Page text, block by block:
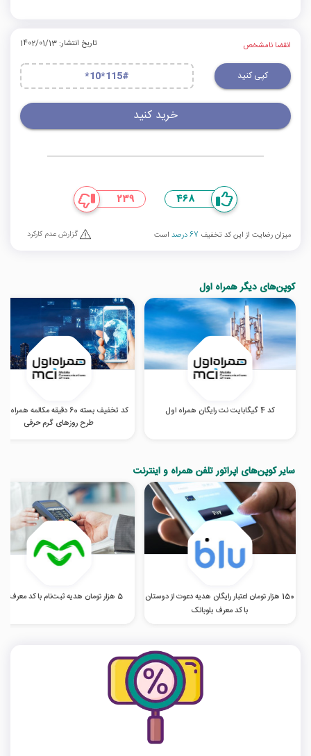
انقضا نامشخص تاریخ انتشار: 1402/01/13
کپی کنید *10*115#
خرید کنید
468
239
میزان رضایت از این کد تخفیف 67 درصد است گزارش عدم کارکرد
کوپن‌های دیگر همراه اول
کد 4 گیگابایت نت رایگان همراه اول
کد تخفیف بسته 60 دقیقه مکالمه همراه
طرح روزهای گرم‌ حرفی
سایر کوپن‌های اپراتور تلفن همراه و اینترنت
150 هزار تومان اعتبار رایگان هدیه دعوت از دوستان
با کد معرف بلوبانک
5 هزار تومان هدیه ثبت‌نام با کد معرف اومو